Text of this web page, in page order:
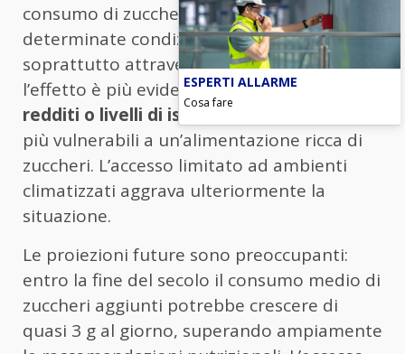
consumo di zuccheri aumenta con
determinate condizioni climatiche,
soprattutto attraverso bibite e gelati, e che
l’effetto è più evidente tra le famiglie con
redditi o livelli di istruzione più bassi
più vulnerabili a un’alimentazione ricca di
zuccheri. L’accesso limitato ad ambienti
climatizzati aggrava ulteriormente la
situazione.
Le proiezioni future sono preoccupanti:
entro la fine del secolo il consumo medio di
zuccheri aggiunti potrebbe crescere di
quasi 3 g al giorno, superando ampiamente
ESPERTI ALLARME
Cosa fare